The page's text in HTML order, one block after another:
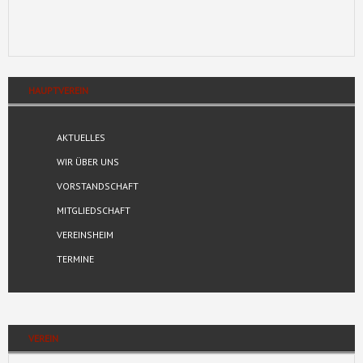
HAUPTVEREIN
AKTUELLES
WIR ÜBER UNS
VORSTANDSCHAFT
MITGLIEDSCHAFT
VEREINSHEIM
TERMINE
VEREIN